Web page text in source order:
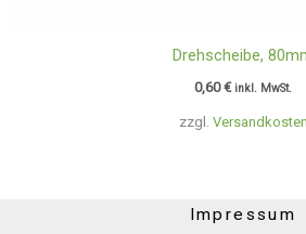
zzgl. Versandkosten
Drehscheibe,
0,60€ inkl. MwSt.
Impressum